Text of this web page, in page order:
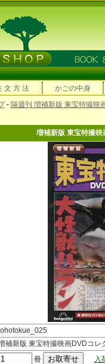
文 方 法 かごの中身
- 隔週刊 増補新版 東宝特撮映
増補新版 東宝特撮
補新版 東宝特撮映画DVDコ
冊
入